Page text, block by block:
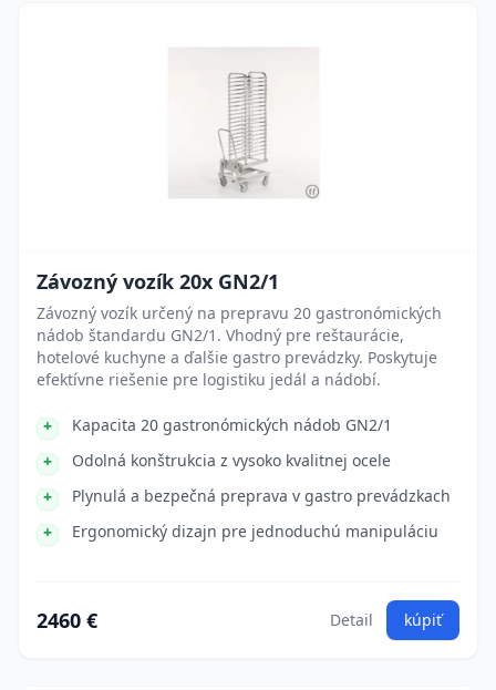
Závozný vozík 20x GN2/1
Závozný vozík určený na prepravu 20 gastronómických
nádob štandardu GN2/1. Vhodný pre reštaurácie,
hotelové kuchyne a ďalšie gastro prevádzky. Poskytuje
efektívne riešenie pre logistiku jedál a nádobí.
Kapacita 20 gastronómických nádob GN2/1
Odolná konštrukcia z vysoko kvalitnej ocele
Plynulá a bezpečná preprava v gastro prevádzkach
Ergonomický dizajn pre jednoduchú manipuláciu
2460 € Detail kúpiť